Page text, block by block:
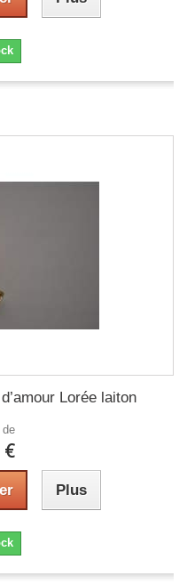
Lorée laiton
de
€
Plus